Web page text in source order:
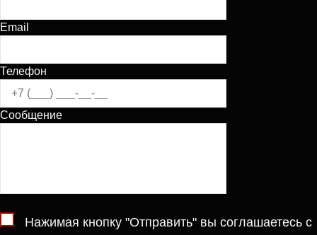
Email
Телефон
Сообщение
Нажимая кнопку "Отправить" вы соглашаетесь с